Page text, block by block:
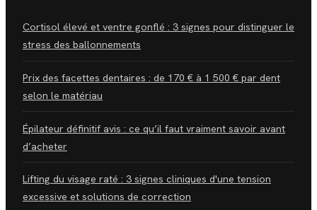
Cortisol élevé et ventre gonflé : 3 signes pour distinguer le
stress des ballonnements
Prix des facettes dentaires : de 170 € à 1 500 € par dent
selon le matériau
Épilateur définitif avis : ce qu’il faut vraiment savoir avant
d’acheter
Lifting du visage raté : 3 signes cliniques d'une tension
excessive et solutions de correction